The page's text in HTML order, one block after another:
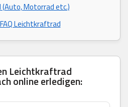
Motorrad etc.)
Leichtkraftrad
Leichtkraftrad
online erledigen: